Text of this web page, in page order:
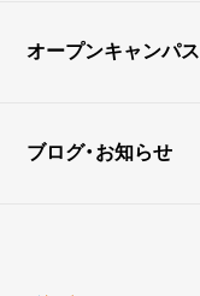
オープンキャンパス
ブログ・お知らせ